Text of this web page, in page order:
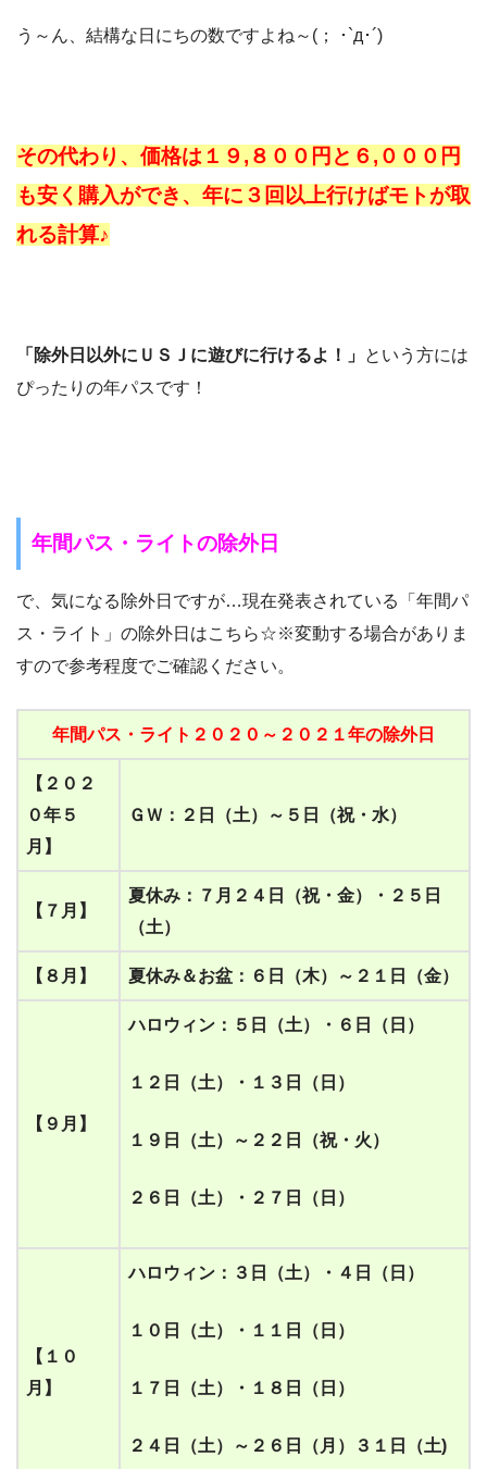
う～ん、結構な日にちの数ですよね～(； ･`д･´)
その代わり、価格は１９,８００円と６,０００円
も安く購入ができ、 年に３回以上行けばモトが取
れる計算♪
「除外日以外にＵＳＪに遊びに行けるよ！」 という方には
ぴったりの年パスです！
年間パス・ライトの除外日
で、気になる除外日ですが…現在発表されている「年間パ
ス・ライト」の除外日はこちら☆※変動する場合がありま
すので参考程度でご確認ください。
年間パス・ライト２０ ２０ ～２０ ２１年の除外日
【２０ ２
０年 ５
月】
ＧＷ：２日（土）～５日（祝・水）
【 ７月 】
夏休み ： ７月２４日（祝・ 金） ・ ２５日
（土）
【 ８ 月】 夏休み＆お盆 ： ６日（木）～２１日（金）
【 ９ 月】
ハロウィン ： ５日（土） ・ ６日（日）
１２日（土） ・ １３日（日）
１９日（土）～２２日（祝・ 火）
２６日（土） ・ ２７日（日）
【 １０
月】
ハロウィン ： ３日（土） ・ ４日（日）
１０日（土） ・ １１日（日）
１７日（土） ・ １８日（日）
２４日（土）～２６日（月）３１日（土)